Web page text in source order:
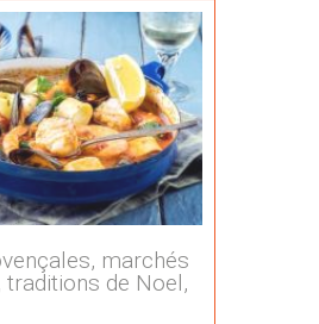
marchés
traditions de Noel,